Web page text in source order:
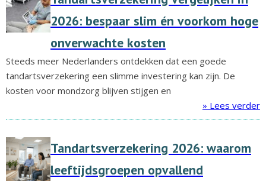
2026: bespaar slim én voorkom hoge
onverwachte kosten
Steeds meer Nederlanders ontdekken dat een goede
tandartsverzekering een slimme investering kan zijn. De
kosten voor mondzorg blijven stijgen en
» Lees verder
Tandartsverzekering 2026: waarom
leeftijdsgroepen opvallend